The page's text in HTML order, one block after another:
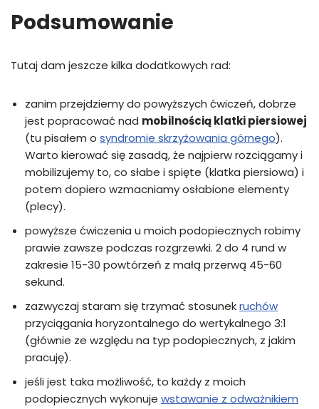
Podsumowanie
Tutaj dam jeszcze kilka dodatkowych rad:
zanim przejdziemy do powyższych ćwiczeń, dobrze
jest popracować nad mobilnością klatki piersiowej
(tu pisałem o syndromie skrzyżowania górnego).
Warto kierować się zasadą, że najpierw rozciągamy i
mobilizujemy to, co słabe i spięte (klatka piersiowa) i
potem dopiero wzmacniamy osłabione elementy
(plecy).
powyższe ćwiczenia u moich podopiecznych robimy
prawie zawsze podczas rozgrzewki. 2 do 4 rund w
zakresie 15-30 powtórzeń z małą przerwą 45-60
sekund.
zazwyczaj staram się trzymać stosunekruchów
przyciągania horyzontalnego do wertykalnego 3:1
(głównie ze względu na typ podopiecznych, z jakim
pracuję).
jeśli jest taka możliwość, to każdy z moich
podopiecznych wykonuje wstawanie z odważnikiem